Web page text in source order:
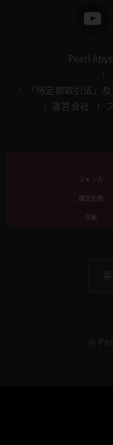
Pearl
「特定商取引法」
運営会社
ジャンル
課金形態
対象
©